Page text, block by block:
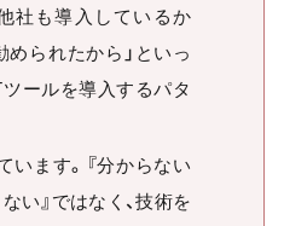
社も導入しているか
められたから」といっ
ールを導入するパタ
います。『分からない
い』ではなく、技術を